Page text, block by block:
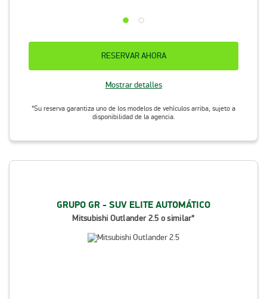
RESERVAR AHORA
Mostrar detalles
*Su reserva garantiza uno de los modelos de vehículos arriba, sujeto a
disponibilidad de la agencia.
GRUPO GR - SUV ELITE AUTOMÁTICO
Mitsubishi Outlander 2.5 o similar*